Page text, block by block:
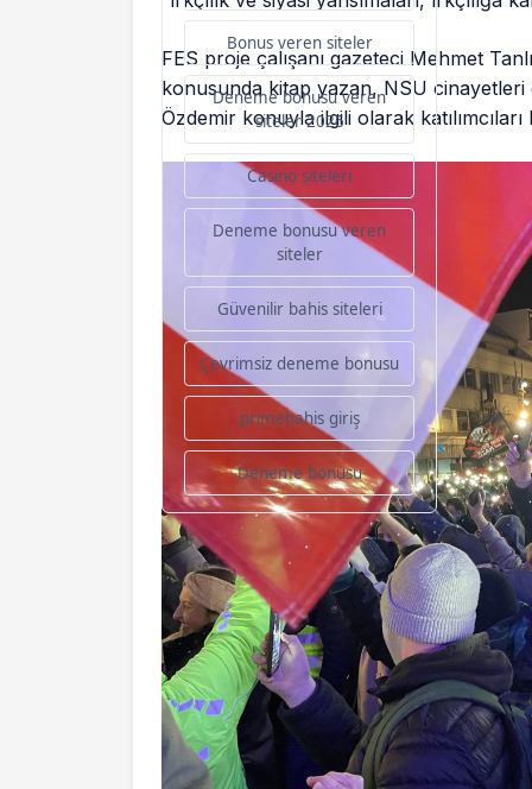
Bonus veren siteler
Deneme bonusu veren
siteler 2026
Casino siteleri
Deneme bonusu veren
siteler
Güvenilir bahis siteleri
Çevrimsiz deneme bonusu
primebahis giriş
Deneme bonusu
FES proje çalışanı gazeteci Mehmet
konusunda kitap yazan, NSU
Özdemir konuyla ilgili olarak katılımcıları